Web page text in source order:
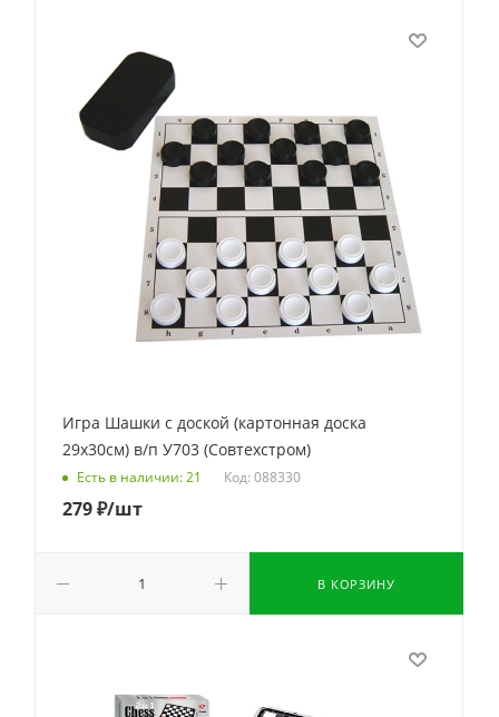
Игра Шашки с доской (картонная доска
29х30см) в/п У703 (Совтехстром)
Есть в наличии: 21 Код: 088330
279₽/шт
В КОРЗИНУ